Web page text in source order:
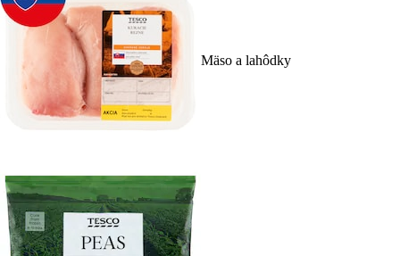
Mäso a lahôdky